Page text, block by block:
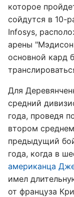
которое
сойдутся в 10-
Infosys,
арены "Мэдисон
основной кард
Для
средний
года, проведя
втором
предыдущий
года, когда в
американца
имел
от француза